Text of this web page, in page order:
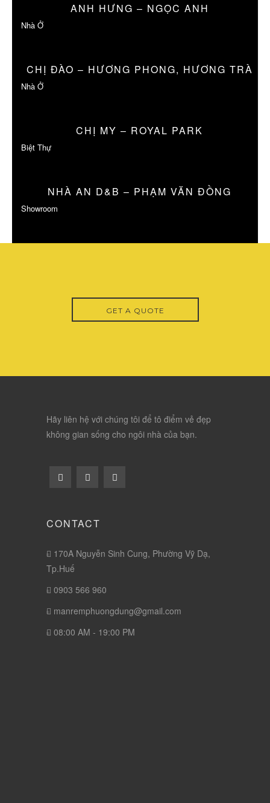
ANH HƯNG – NGỌC ANH
Nhà Ở
CHỊ ĐÀO – HƯƠNG PHONG, HƯƠNG TRÀ
Nhà Ở
CHỊ MY – ROYAL PARK
Biệt Thự
NHÀ AN D&B – PHẠM VĂN ĐỒNG
Showroom
GET A QUOTE
Hãy liên hệ với chúng tôi để tô điểm vẻ đẹp
không gian sống cho ngôi nhà của bạn.
CONTACT
170A Nguyễn Sinh Cung, Phường Vỹ Dạ,
Tp.Huế
0903 566 960
manremphuongdung@gmail.com
08:00 AM - 19:00 PM